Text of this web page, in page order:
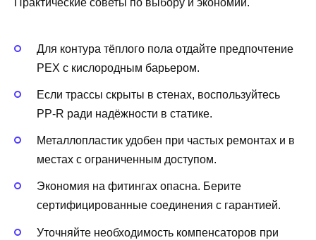
Практические советы по выбору и экономии.
Для контура тёплого пола отдайте предпочтение
PEX с кислородным барьером.
Если трассы скрыты в стенах, воспользуйтесь
PP‑R ради надёжности в статике.
Металлопластик удобен при частых ремонтах и в
местах с ограниченным доступом.
Экономия на фитингах опасна. Берите
сертифицированные соединения с гарантией.
Уточняйте необходимость компенсаторов при